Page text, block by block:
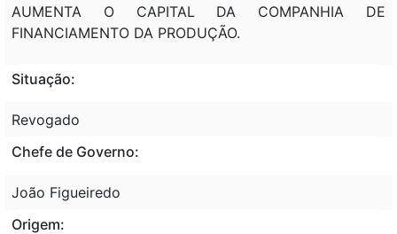
AUMENTA O CAPITAL DA COMPANHIA DE
FINANCIAMENTO DA PRODUÇÃO.
Situação:
Revogado
Chefe de Governo:
João Figueiredo
Origem: